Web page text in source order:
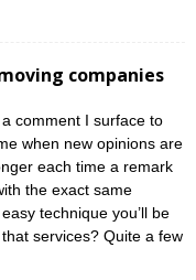
companies
comment I surface to
when new opinions are
each time a remark
the exact same
technique you’ll be
services? Quite a few